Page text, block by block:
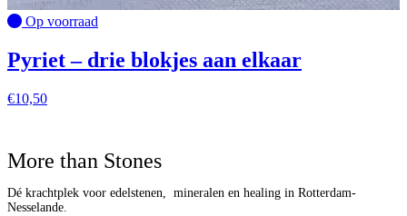
Op voorraad
Pyriet – drie blokjes aan elkaar
€10,50
More than Stones
Dé krachtplek voor edelstenen, mineralen en healing in Rotterdam-
Nesselande.